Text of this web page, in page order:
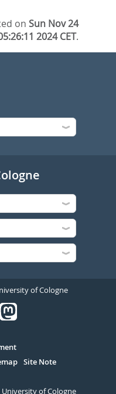
onSun Nov 24
2024 CET.
of Cologne
Site Note
of Cologne